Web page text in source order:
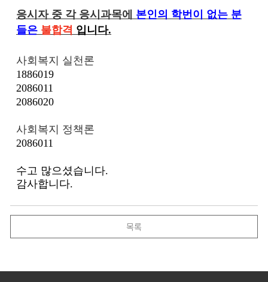
응시자 중 각 응시과목에 본인의 학번이 없는 분
들은 불합격 입니다.
사회복지 실천론
1886019
2086011
2086020
사회복지 정책론
2086011
수고 많으셨습니다.
감사합니다.
목록